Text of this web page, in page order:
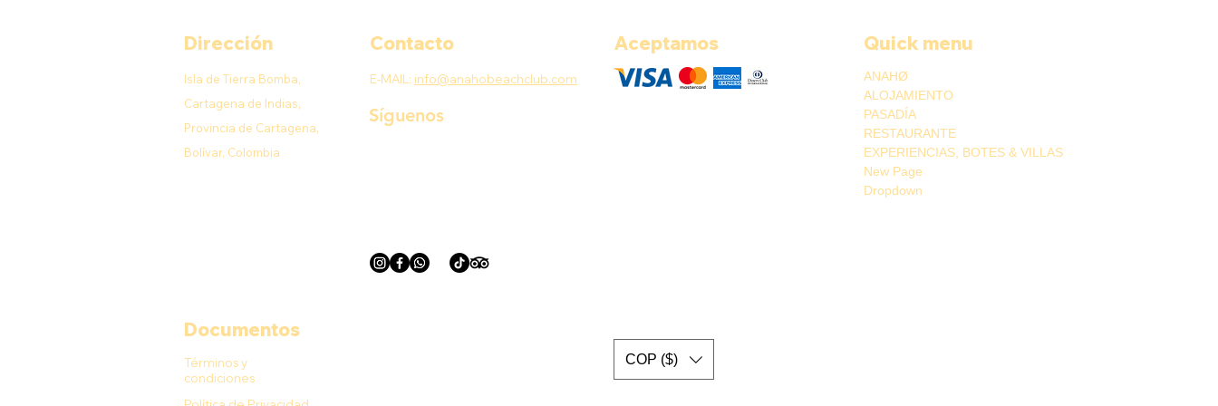
Dirección
Isla de Tierra Bomba,
Cartagena de Indias,
Provincia de Cartagena,
Bolívar, Colombia
Contacto
E-MAIL: info@anahobeachclub.com
Síguenos
Aceptamos Quick menu
ANAHØ
ALOJAMIENTO
PASADÍA
RESTAURANTE
EXPERIENCIAS, BOTES & VILLAS
New Page
Dropdown
Documentos
Términos y
condiciones
COP ($)